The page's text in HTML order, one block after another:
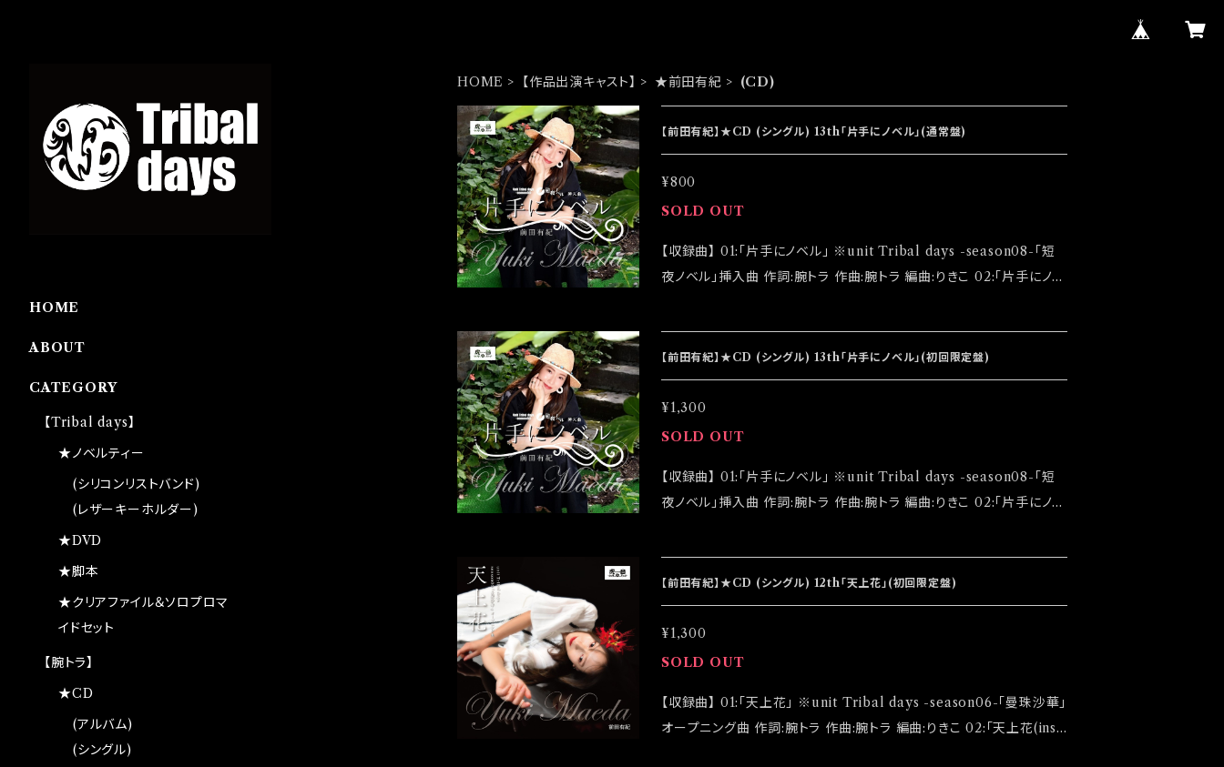
HOME 【作品出演キャスト】 ★前田有紀 (CD)
【前田有紀】★CD (シングル) 13th「片手にノベル」(通常盤)
¥800
SOLD OUT
【収録曲】 01:「片手にノベル」 ※unit Tribal days -season08-「短
夜ノベル」挿入曲 作詞:腕トラ 作曲:腕トラ 編曲:りきこ 02:「片手にノベ
【通常版】￥800 ◆CDRでの発売になります ◆発送は2023/08/19イ
ベント「大感謝祭」後になります
【前田有紀】★CD (シングル) 13th「片手にノベル」(初回限定盤)
¥1,300
SOLD OUT
【収録曲】 01:「片手にノベル」 ※unit Tribal days -season08-「短
夜ノベル」挿入曲 作詞:腕トラ 作曲:腕トラ 編曲:りきこ 02:「片手にノベ
【初回盤】￥1,300(特典生写真5枚セット封入) 【通常版】￥800 ※初回
盤完売後に通常版が発売されます。 ◆CDRでの発売になります ◆発
送は2023/08/19イベント「大感謝祭」後になります
【前田有紀】★CD (シングル) 12th「天上花」(初回限定盤)
¥1,300
SOLD OUT
【収録曲】 01:「天上花」 ※unit Tribal days -season06-「曼珠沙華」
オープニング曲 作詞:腕トラ 作曲:腕トラ 編曲:りきこ 02:「天上花(inst
HOME
ABOUT
CATEGORY
【Tribal days】
★ノベルティー
(シリコンリストバンド)
(レザーキーホルダー)
★DVD
★脚本
★クリアファイル＆ソロプロマ
イドセット
【腕トラ】
★CD
(アルバム)
(シングル)